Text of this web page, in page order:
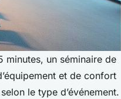
minutes, un séminaire de
et de confort
le type d’événement.